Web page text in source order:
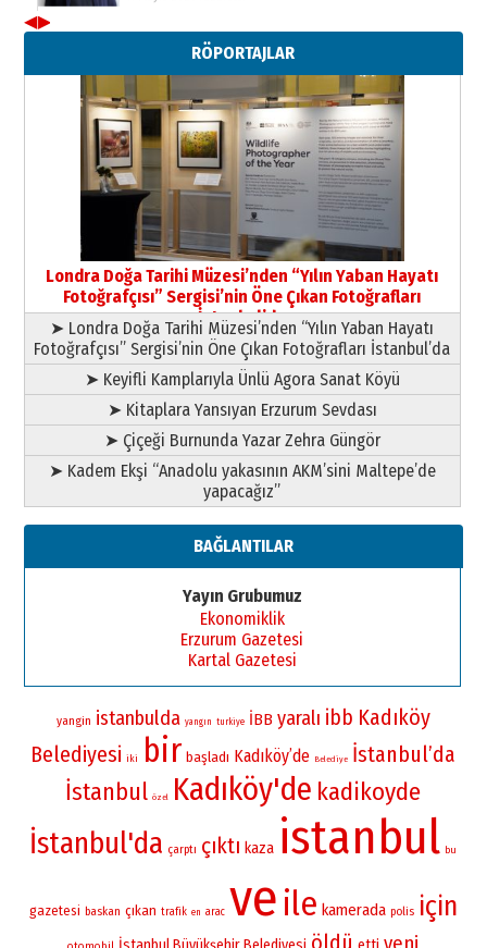
Neşat YALÇIN
Paranın Aile Kültüründeki Yeri
03 Ağustos 2026 Pazartesi
Yıldırım Gündoğdu
HAVVA’NIN ÜÇ KIZI
09 Temmuz 2026 Perşembe
Yusuf POLAT
Şampiyonluk Sebahattin Şirin’e
yazar
11 Mayıs 2026 Pazartesi
◀▶
RÖPORTAJLAR
Londra Doğa Tarihi Müzesi’nden “Yılın Yaban Hayatı
Fotoğrafçısı” Sergisi’nin Öne Çıkan Fotoğrafları
İstanbul’da
➤ Londra Doğa Tarihi Müzesi’nden “Yılın Yaban Hayatı
Fotoğrafçısı” Sergisi’nin Öne Çıkan Fotoğrafları İstanbul’da
➤ Keyifli Kamplarıyla Ünlü Agora Sanat Köyü
➤ Kitaplara Yansıyan Erzurum Sevdası
➤ Çiçeği Burnunda Yazar Zehra Güngör
➤ Kadem Ekşi “Anadolu yakasının AKM’sini Maltepe’de
yapacağız”
BAĞLANTILAR
Yayın Grubumuz
Ekonomiklik
Erzurum Gazetesi
Kartal Gazetesi
yangin istanbulda yangın turkiye İBB yaralı ibb Kadıköy
Belediyesi iki bir başladı Kadıköy’de Belediye İstanbul’da
İstanbul özel Kadıköy'de kadikoyde
İstanbul'da çarptı çıktı kaza istanbul bu
gazetesi baskan çıkan trafik en arac ve ile kamerada polis için
öldü yeni